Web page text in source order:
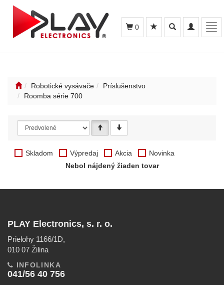
Toggle
navigation
Toggle
search
0
Robotické vysávače
Príslušenstvo
Roomba série 700
Skladom Výpredaj Akcia
Novinka
Nebol nájdený žiaden tovar
PLAY Electronics, s. r. o.
Prielohy 1166/1D,
010 07 Žilina
INFOLINKA
041/56 40 756